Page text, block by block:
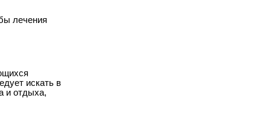
лечения
искать в
и отдыха,